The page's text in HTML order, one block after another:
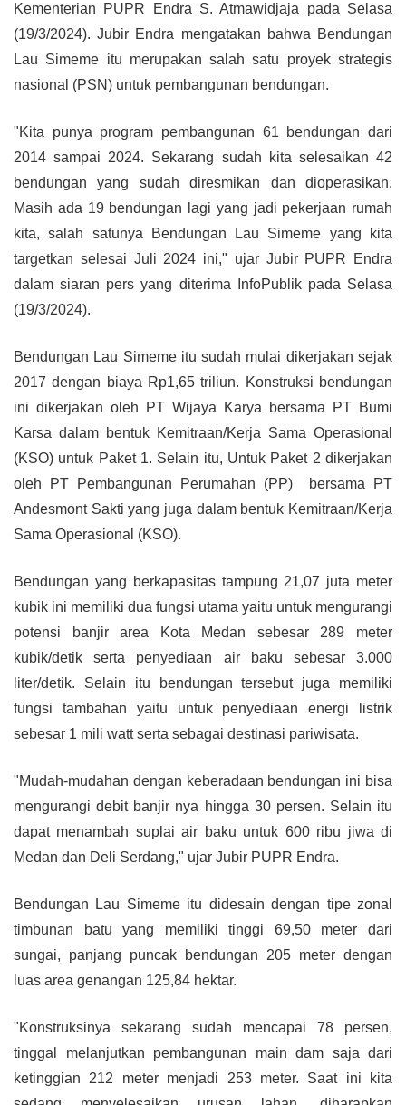
Kementerian PUPR Endra S. Atmawidjaja pada Selasa
(19/3/2024). Jubir Endra mengatakan bahwa Bendungan
Lau Simeme itu merupakan salah satu proyek strategis
nasional (PSN) untuk pembangunan bendungan.
"Kita punya program pembangunan 61 bendungan dari
2014 sampai 2024. Sekarang sudah kita selesaikan 42
bendungan yang sudah diresmikan dan dioperasikan.
Masih ada 19 bendungan lagi yang jadi pekerjaan rumah
kita, salah satunya Bendungan Lau Simeme yang kita
targetkan selesai Juli 2024 ini," ujar Jubir PUPR Endra
dalam siaran pers yang diterima
InfoPublik pada Selasa
(19/3/2024).
Bendungan Lau Simeme itu sudah mulai dikerjakan sejak
2017 dengan biaya Rp1,65 triliun. Konstruksi bendungan
ini dikerjakan oleh PT Wijaya Karya bersama PT Bumi
Karsa dalam bentuk Kemitraan/Kerja Sama Operasional
(KSO) untuk Paket 1. Selain itu, Untuk Paket 2 dikerjakan
oleh PT Pembangunan Perumahan (PP) bersama PT
Andesmont Sakti yang juga dalam bentuk Kemitraan/Kerja
Sama Operasional (KSO).
Bendungan yang berkapasitas tampung 21,07 juta meter
kubik ini memiliki dua fungsi utama yaitu untuk mengurangi
potensi banjir area Kota Medan sebesar 289 meter
kubik/detik serta penyediaan air baku sebesar 3.000
liter/detik. Selain itu bendungan tersebut juga memiliki
fungsi tambahan yaitu untuk penyediaan energi listrik
sebesar 1 mili watt serta sebagai destinasi pariwisata.
"Mudah-mudahan dengan keberadaan bendungan ini bisa
mengurangi debit banjir nya hingga 30 persen. Selain itu
dapat menambah suplai air baku untuk 600 ribu jiwa di
Medan dan Deli Serdang," ujar Jubir PUPR Endra.
Bendungan Lau Simeme itu didesain dengan tipe zonal
timbunan batu yang memiliki tinggi 69,50 meter dari
sungai, panjang puncak bendungan 205 meter dengan
luas area genangan 125,84 hektar.
"Konstruksinya sekarang sudah mencapai 78 persen,
tinggal melanjutkan pembangunan main dam saja dari
ketinggian 212 meter menjadi 253 meter. Saat ini kita